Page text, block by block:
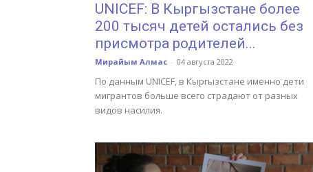
UNICEF: В Кыргызстане более
200 тысяч детей остались без
присмотра родителей...
Мирайым Алмас - 04 августа 2022
По данным UNICEF, в Кыргызстане именно дети
мигрантов больше всего страдают от разных
видов насилия.